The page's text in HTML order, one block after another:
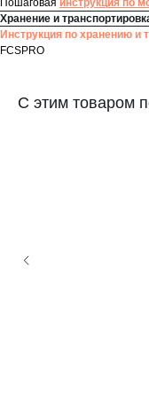
Пошаговая инструкция по
Хранение и
Инструкция по хранению и
FCSPRO
С этим товаром